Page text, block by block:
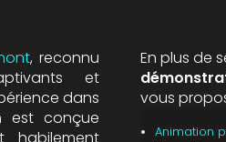
, reconnu
et
dans
est conçue
En plus de
vous
Animation